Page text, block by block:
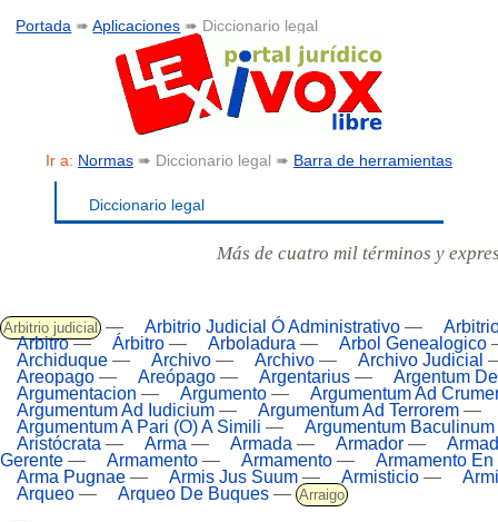
Portada ➠Aplicaciones ➠ Diccionario legal
Ir a: Normas ➠ Diccionario legal ➠ Barra de herramientas
Diccionario legal
Más de cuatro mil términos y
Arbitrio judicial — Arbitrio Judicial Ó Administrativo —
Arbitro— Árbitro — Arboladura — Arbol Genealogico
Archiduque — Archivo — Archivo — Archivo Judicial
Areopago — Areópago — Argentarius —
Argentum
Argumentacion — Argumento —
Argumentum Ad
Argumentum Ad Iudicium — Argumentum Ad Terrorem —
Argumentum A Pari (O) A Simili — Argumentum Baculinum
Aristócrata — Arma — Armada — Armador —
Gerente — Armamento — Armamento —
Armamento En
Arma Pugnae — Armis Jus Suum — Armisticio —
Arqueo — Arqueo De Buques — Arraigo